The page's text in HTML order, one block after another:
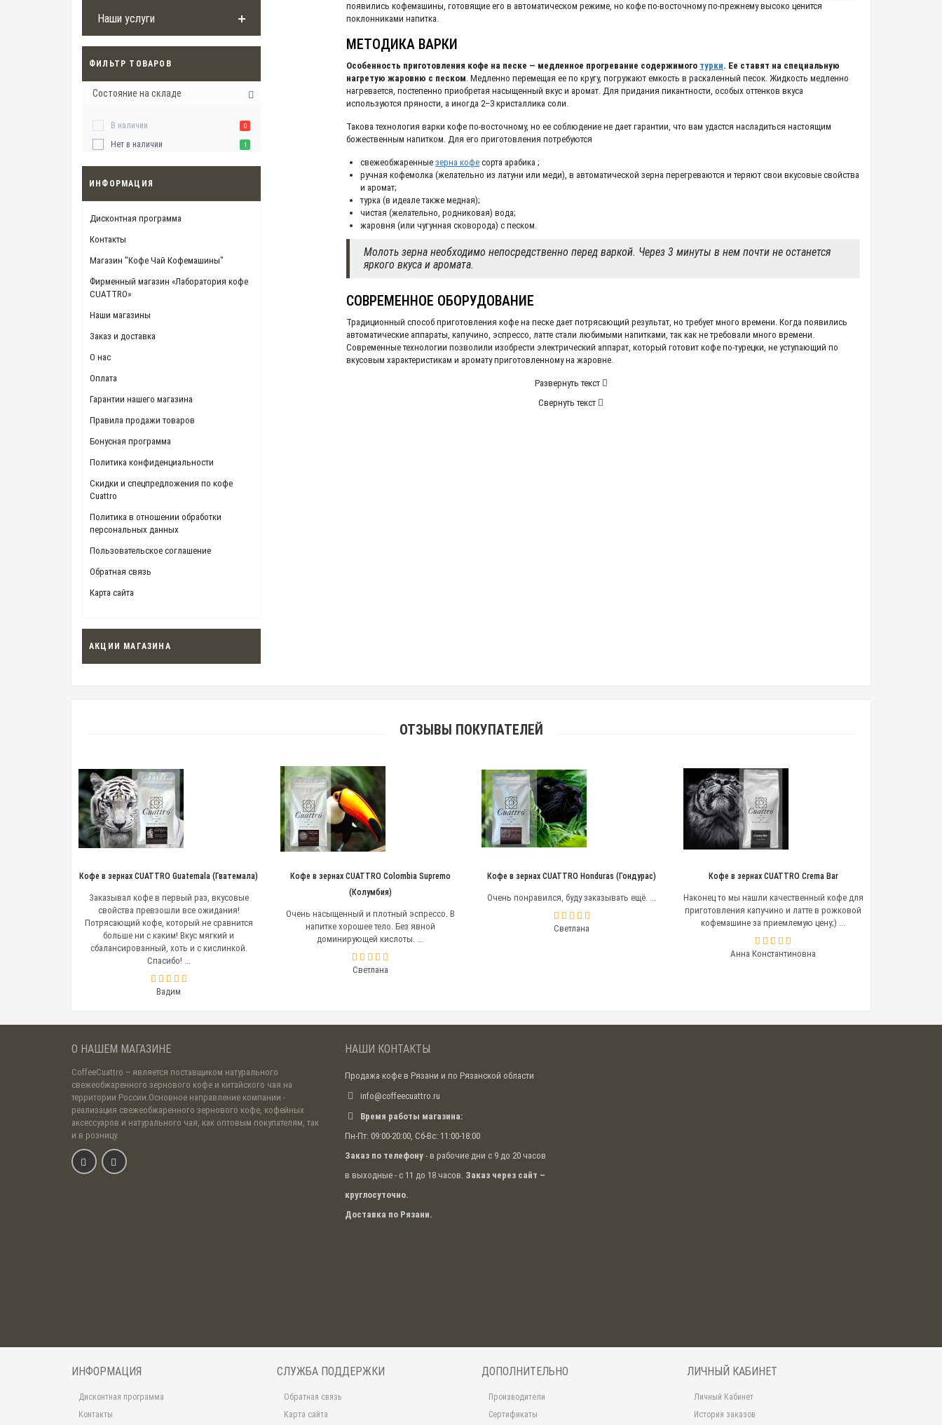
Наши услуги
ФИЛЬТР ТОВАРОВ
Состояние на складе
В наличии 0
Нет в наличии 1
ИНФОРМАЦИЯ
Дисконтная программа
Контакты
Магазин "Кофе Чай Кофемашины"
Фирменный магазин «Лаборатория кофе
CUATTRO»
Наши магазины
Заказ и доставка
О нас
Оплата
Гарантии нашего магазина
Правила продажи товаров
Бонусная программа
Политика конфиденциальности
Скидки и спецпредложения по кофе
Cuattro
Политика в отношении обработки
персональных данных
Пользовательское соглашение
Обратная связь
Карта сайта
АКЦИИ МАГАЗИНА
появились кофемашины, готовящие его в автоматическом режиме, но кофе по-восточному по-прежнему высоко ценится
поклонниками напитка.
МЕТОДИКА ВАРКИ
Особенность приготовления кофе на песке — медленное прогревание содержимого турки. Ее ставят на специальную
нагретую жаровню с песком. Медленно перемещая ее по кругу, погружают емкость в раскаленный песок. Жидкость медленно
нагревается, постепенно приобретая насыщенный вкус и аромат. Для придания пикантности, особых оттенков вкуса
используются пряности, а иногда 2–3 кристаллика соли.
Такова технология варки кофе по-восточному, но ее соблюдение не дает гарантии, что вам удастся насладиться настоящим
божественным напитком. Для его приготовления потребуются
свежеобжаренные зерна кофе сорта арабика ;
ручная кофемолка (желательно из латуни или меди), в автоматической зерна перегреваются и теряют свои вкусовые свойства
и аромат;
турка (в идеале также медная);
чистая (желательно, родниковая) вода;
жаровня (или чугунная сковорода) с песком.
Молоть зерна необходимо непосредственно перед варкой. Через 3 минуты в нем почти не останется
яркого вкуса и аромата.
СОВРЕМЕННОЕ ОБОРУДОВАНИЕ
Традиционный способ приготовления кофе на песке дает потрясающий результат, но требует много времени. Когда появились
автоматические аппараты, капучино, эспрессо, латте стали любимыми напитками, так как не требовали много времени.
Современные технологии позволили изобрести электрический аппарат, который готовит кофе по-турецки, не уступающий по
вкусовым характеристикам и аромату приготовленному на жаровне.
Развернуть текст
Свернуть текст
ОТЗЫВЫ ПОКУПАТЕЛЕЙ
Кофе в зернах CUATTRO Guatemala (Гватемала)
Заказывал кофе в первый раз, вкусовые
свойства превзошли все ожидания!
Потрясающий кофе, который не сравнится
больше ни с каким! Вкус мягкий и
сбалансированный, хоть и с кислинкой.
Спасибо! ...
Вадим
Кофе в зернах CUATTRO Colombia Supremo
(Колумбия)
Очень насыщенный и плотный эспрессо. В
напитке хорошее тело. Без явной
доминирующей кислоты. ...
Светлана
Кофе в зернах CUATTRO Honduras (Гондурас)
Очень понравился, буду заказывать ещё. ...
Светлана
Кофе в зернах CUATTRO Crema Bar
Наконец то мы нашли качественный кофе для
приготовления капучино и латте в рожковой
кофемашине за приемлемую цену;) ...
Анна Константиновна
О НАШЕМ МАГАЗИНЕ
CoffeeCuattro – является поставщиком натурального
свежеобжаренного зернового кофе и китайского чая на
территории России.Основное направление компании -
реализация свежеобжаренного зернового кофе, кофейных
аксессуаров и натурального чая, как оптовым покупателям, так
и в розницу.
НАШИ КОНТАКТЫ
Продажа кофе в Рязани и по Рязанской области
info@coffeecuattro.ru
Время работы магазина:
Пн-Пт: 09:00-20:00, Сб-Вс: 11:00-18:00
Заказ по телефону - в рабочие дни с 9 до 20 часов
в выходные - с 11 до 18 часов. Заказ через сайт –
круглосуточно.
Доставка по Рязани.
ИНФОРМАЦИЯ
Дисконтная программа
Контакты
СЛУЖБА ПОДДЕРЖКИ
Обратная связь
Карта сайта
ДОПОЛНИТЕЛЬНО
Производители
Сертификаты
ЛИЧНЫЙ КАБИНЕТ
Личный Кабинет
История заказов